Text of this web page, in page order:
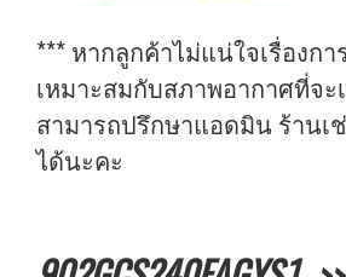
*** หากลูกค้าไม่แน่ใจเรื่องกา
เหมาะสมกับสภาพอากาศที่จะ
สามารถปรึกษาแอดมิน ร้านเ
ได้นะคะ